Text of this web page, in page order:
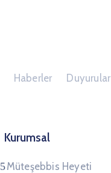
Haberler Duyurular
Kurumsal
Müteşebbis Heyeti